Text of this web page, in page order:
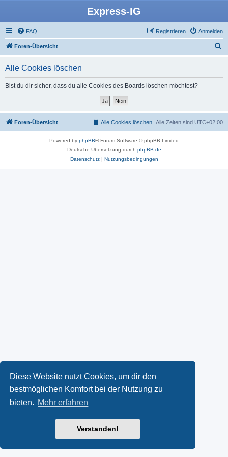
Diese Website nutzt Cookies, um dir den
bestmöglichen Komfort bei der Nutzung zu
bieten. Mehr erfahren
Verstanden!
Express-IG
FAQ Anmelden
Registrieren
Foren-Übersicht
Alle Cookies löschen
Bist du dir sicher, dass du alle Cookies des Boards löschen möchtest?
Foren-Übersicht Alle Zeiten sind UTC+02:00
Alle Cookies löschen
Powered by phpBB® Forum Software © phpBB Limited
Deutsche Übersetzung durch phpBB.de
Datenschutz| Nutzungsbedingungen